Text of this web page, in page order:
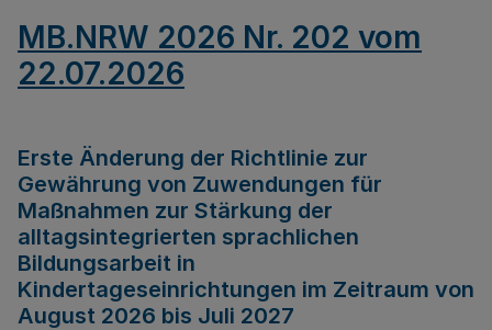
MB.NRW 2026 Nr. 202 vom
22.07.2026
Erste Änderung der Richtlinie zur
Gewährung von Zuwendungen für
Maßnahmen zur Stärkung der
alltagsintegrierten sprachlichen
Bildungsarbeit in
Kindertageseinrichtungen im Zeitraum von
August 2026 bis Juli 2027